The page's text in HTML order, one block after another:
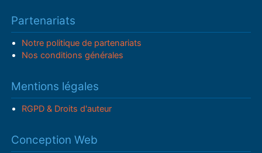
Partenariats
Notre politique de partenariats
Nos conditions générales
Mentions légales
RGPD & Droits d'auteur
Conception Web